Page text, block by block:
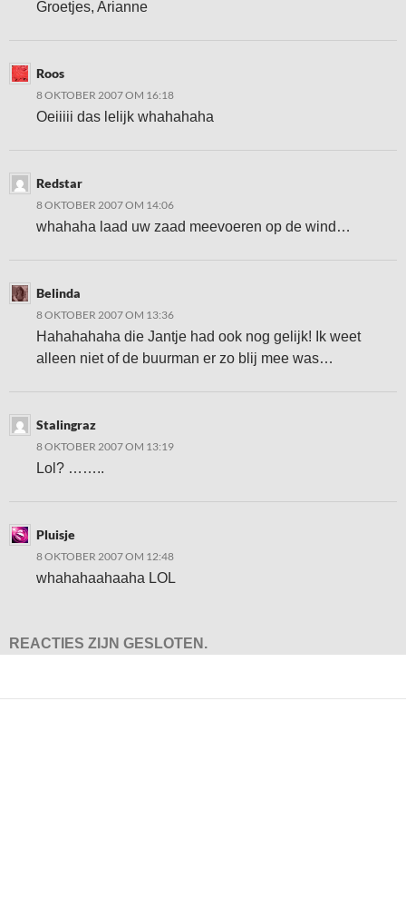
Groetjes, Arianne
Roos
8 OKTOBER 2007 OM 16:18
Oeiiiii das lelijk whahahaha
Redstar
8 OKTOBER 2007 OM 14:06
whahaha laad uw zaad meevoeren op de wind…
Belinda
8 OKTOBER 2007 OM 13:36
Hahahahaha die Jantje had ook nog gelijk! Ik weet
alleen niet of de buurman er zo blij mee was…
Stalingraz
8 OKTOBER 2007 OM 13:19
Lol? ……..
Pluisje
8 OKTOBER 2007 OM 12:48
whahahaahaaha LOL
REACTIES ZIJN GESLOTEN.